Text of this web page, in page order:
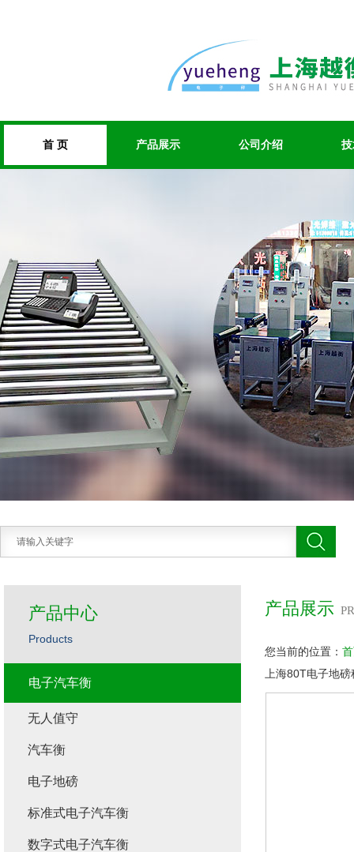
首 页 产品展示 公司介绍
产品展示
您当前的位置：
上海80T电子地
产品中心
Products
电子汽车衡
无人值守
汽车衡
电子地磅
标准式电子汽车衡
数字式电子汽车衡